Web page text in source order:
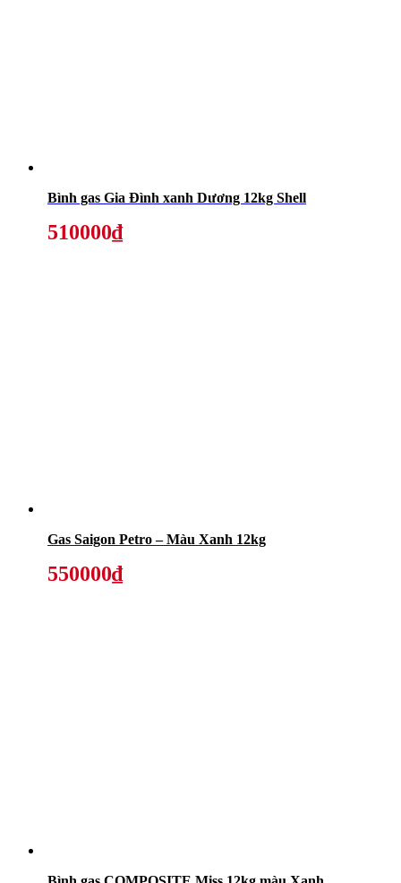
Bình gas Gia Đình xanh Dương 12kg Shell
510000₫
Gas Saigon Petro – Màu Xanh 12kg
550000₫